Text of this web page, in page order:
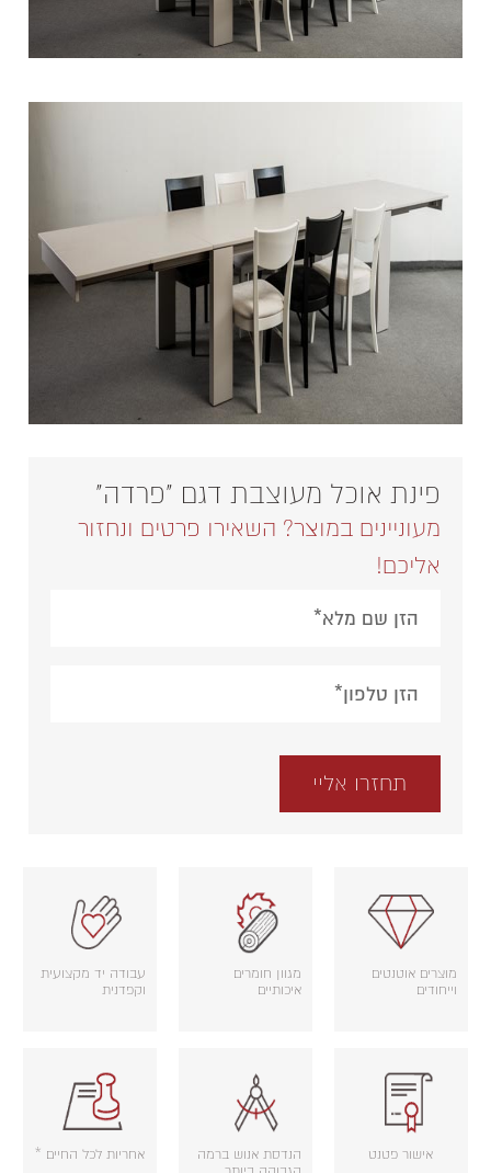
פינת אוכל מעוצבת דגם "פרדה"
מעוניינים במוצר? השאירו פרטים ונחזור
אליכם!
מוצרים אוטנטים
וייחודים
מגוון חומרים
איכותיים
עבודה יד מקצועית
וקפדנית
אישור פטנט
הנדסת אנוש ברמה
אחריות לכל החיים *